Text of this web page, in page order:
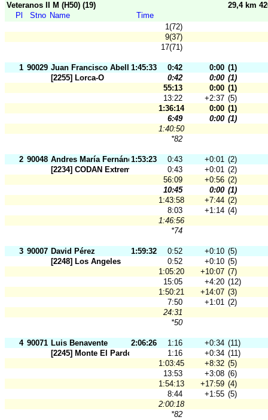
Veteranos II M (H50) (19)
29,4 km
Pl
Stno Name
Time
1(72)
9(37)
17(71)
1 90029 Juan Francisco Abellán1:45:33 0:42 0:00 (1)
[2255] Lorca-O
0:42 0:00 (1)
55:13
0:00 (1)
13:22
+2:37 (5)
1:36:14
0:00 (1)
6:49
0:00 (1)
1:40:50
*82
2 90048 Andres María Fernández1:53:23 0:43 +0:01 (2)
[2234] CODAN Extremadura
0:43 +0:01 (2)
56:09
+0:56 (2)
10:45
0:00 (1)
1:43:58
+7:44 (2)
8:03
+1:14 (4)
1:46:56
*74
3 90007 David Pérez 1:59:32 0:52 +0:10 (5)
[2248] Los Angeles
0:52 +0:10 (5)
1:05:20
+10:07 (7)
15:05
+4:20 (12)
1:50:21
+14:07 (3)
7:50
+1:01 (2)
24:31
*50
4 90071 Luis Benavente 2:06:26 1:16 +0:34 (11)
[2245] Monte El Pardo
1:16 +0:34 (11)
1:03:45
+8:32 (5)
13:53
+3:08 (6)
1:54:13
+17:59 (4)
8:44
+1:55 (5)
2:00:18
*82